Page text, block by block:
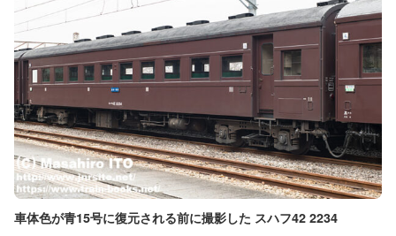
車体色が青15号に復元される前に撮影した スハフ42 2234